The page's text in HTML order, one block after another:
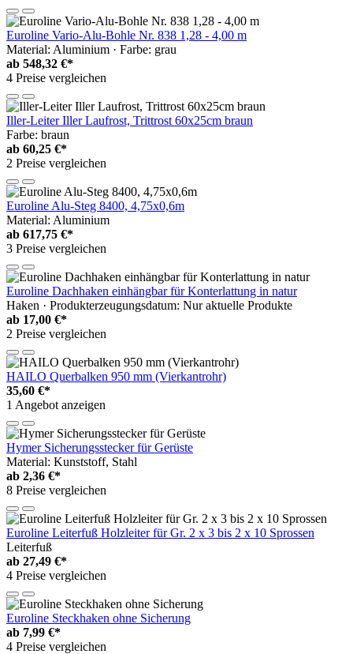
Euroline Vario-Alu-Bohle Nr. 838 1,28 - 4,00 m
Material: Aluminium · Farbe: grau
ab 548,32 €*
4 Preise vergleichen
Iller-Leiter Iller Laufrost, Trittrost 60x25cm braun
Farbe: braun
ab 60,25 €*
2 Preise vergleichen
Euroline Alu-Steg 8400, 4,75x0,6m
Material: Aluminium
ab 617,75 €*
3 Preise vergleichen
Euroline Dachhaken einhängbar für Konterlattung in natur
Haken · Produkterzeugungsdatum: Nur aktuelle Produkte
ab 17,00 €*
2 Preise vergleichen
HAILO Querbalken 950 mm (Vierkantrohr)
35,60 €*
1 Angebot anzeigen
Hymer Sicherungsstecker für Gerüste
Material: Kunststoff, Stahl
ab 2,36 €*
8 Preise vergleichen
Euroline Leiterfuß Holzleiter für Gr. 2 x 3 bis 2 x 10 Sprossen
Leiterfuß
ab 27,49 €*
4 Preise vergleichen
Euroline Steckhaken ohne Sicherung
ab 7,99 €*
4 Preise vergleichen